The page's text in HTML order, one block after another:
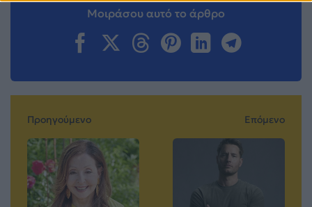
Μοιράσου αυτό το άρθρο
Προηγούμενο Επόμενο